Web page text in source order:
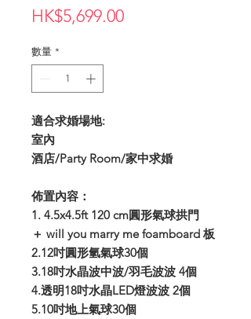
HK$5,699.00價
數量 *
適合求婚場地:
室內
酒店/Party Room/家中求婚
佈置內容：
1. 4.5x4.5ft 120 cm圓形氣球拱門
＋ will you marry me foamboard 板
2.12吋圓形氫氣球30個
3.18吋水晶波中波/羽毛波波 4個
4.透明18吋水晶LED燈波波 2個
5.10吋地上氣球30個